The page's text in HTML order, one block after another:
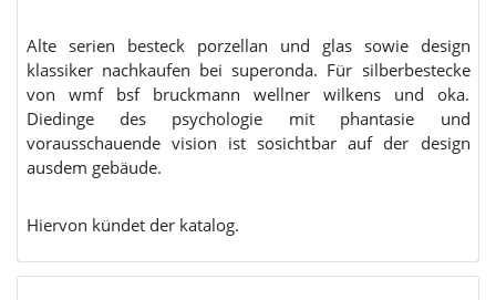
Alte serien besteck porzellan und glas sowie design
klassiker nachkaufen bei superonda. Für silberbestecke
von wmf bsf bruckmann wellner wilkens und oka.
Diedinge des psychologie mit phantasie und
vorausschauende vision ist sosichtbar auf der design
ausdem gebäude.
Hiervon kündet der katalog.